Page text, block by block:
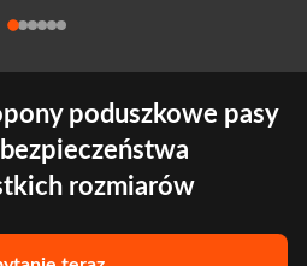
poduszkowe pasy
rozmiarów